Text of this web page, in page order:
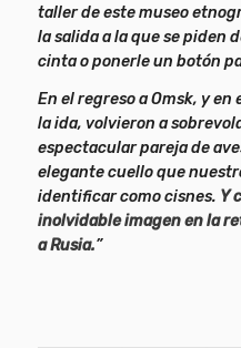
taller de este museo
la salida a la que se piden
cinta o ponerle un botón
En el regreso a Omsk, y
la ida, volvieron a
espectacular pareja de
elegante cuello que
identificar como cisnes. Y
inolvidable imagen en la
a Rusia.”